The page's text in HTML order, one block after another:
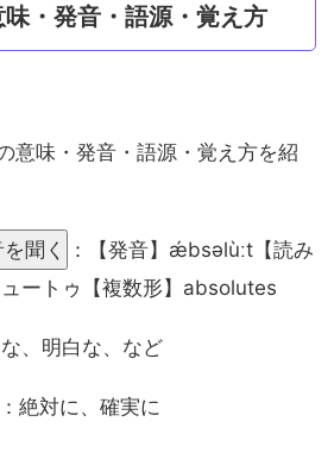
・発音・語源・覚え方
意味・発音・語源・覚え方を紹
聞く
：【発音】ǽbsəlùːt【読み
ートゥ【複数形】absolutes
、明白な、など
絶対に、確実に